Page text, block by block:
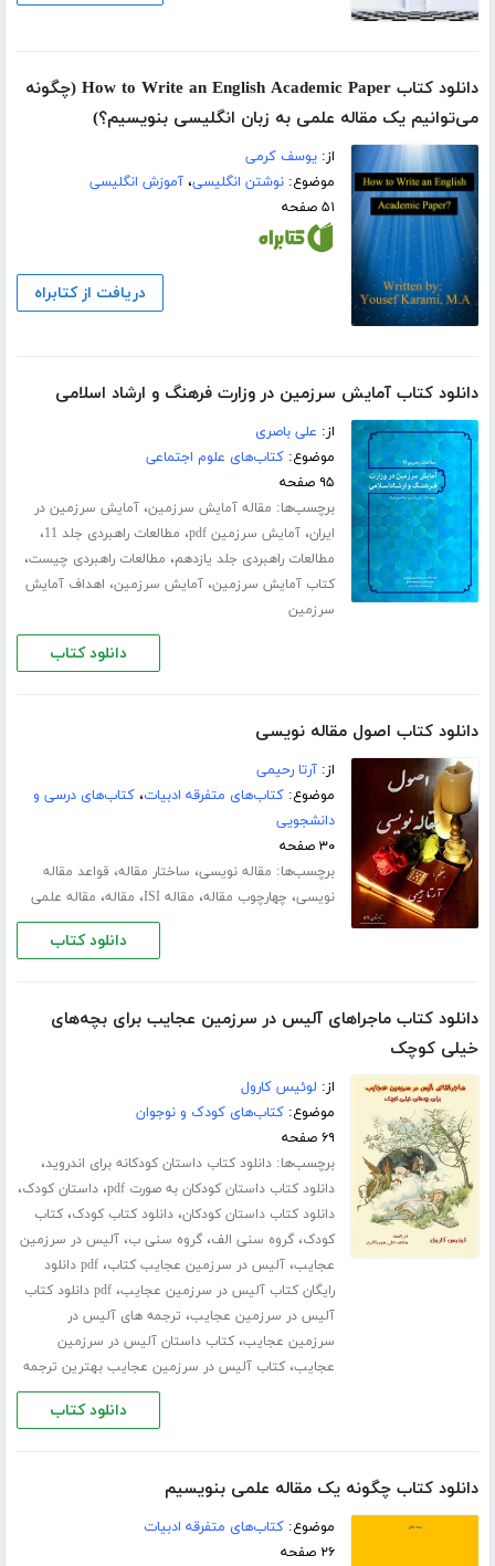
دانلود کتاب How to Write an English Academic Paper (چگونه
می‌توانیم یک مقاله علمی به زبان انگلیسی بنویسیم؟)
از:یوسف کرمی
موضوع:نوشتن انگلیسی،آموزش انگلیسی
۵۱ صفحه
دریافت از کتابراه
دانلود کتاب آمایش سرزمین در وزارت فرهنگ و ارشاد اسلامی
از: علی باصری
موضوع:کتاب‌های علوم اجتماعی
۹۵ صفحه
برچسب‌ها: مقاله آمایش سرزمین،آمایش سرزمین در
ایران،آمایش سرزمین pdf ، مطالعات راهبردی جلد 11 ،
مطالعات راهبردی جلد یازدهم، مطالعات راهبردی چیست،
کتاب آمایش سرزمین،آمایش سرزمین، اهداف آمایش
سرزمین
دانلود کتاب
دانلود کتاب اصول مقاله نویسی
از:آرتا رحیمی
موضوع:کتاب‌های متفرقه ادبیات،کتاب‌های درسی و
دانشجویی
۳۰ صفحه
برچسب‌ها: مقاله نویسی، ساختار مقاله، قواعد مقاله
نویسی، چهارچوب مقاله، مقاله ISI ، مقاله، مقاله علمی
دانلود کتاب
دانلود کتاب ماجراهای آلیس در سرزمین عجایب برای بچه‌های
خیلی کوچک
از: لوئیس کارول
موضوع:کتاب‌های کودک و نوجوان
۶۹ صفحه
برچسب‌ها:دانلود کتاب داستان کودکانه برای اندروید،
دانلود کتاب داستان کودکان به صورت pdf ،داستان کودک،
دانلود کتاب داستان کودکان،دانلود کتاب کودک،کتاب
کودک،گروه سنی الف،گروه سنی ب،آلیس در سرزمین
عجایب،آلیس در سرزمین عجایب کتاب،
pdf دانلود
رایگان کتاب آلیس در سرزمین عجایب،
pdf دانلود کتاب
آلیس در سرزمین عجایب، ترجمه های آلیس در
سرزمین عجایب،کتاب داستان آلیس در سرزمین
عجایب،کتاب آلیس در سرزمین عجایب بهترین ترجمه
دانلود کتاب
دانلود کتاب چگونه یک مقاله علمی بنویسیم
موضوع:کتاب‌های متفرقه ادبیات
۲۶ صفحه